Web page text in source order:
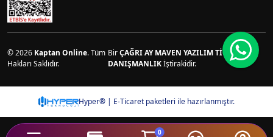
0
© 2026 Kaptan Online. Tüm
Hakları Saklıdır.
BirÇAĞRI AY MAVEN YAZILIM TİCARET VE
DANIŞMANLIKİştirakidir.
Hyper® | E-Ticaret paketleri ile hazırlanmıştır.